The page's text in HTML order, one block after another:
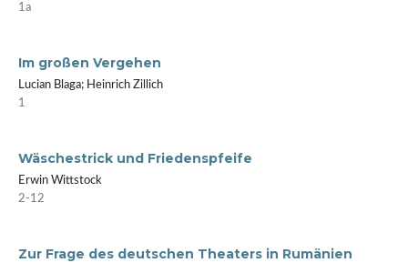
1a
Im großen Vergehen
Lucian Blaga; Heinrich Zillich
1
Wäschestrick und Friedenspfeife
Erwin Wittstock
2-12
Zur Frage des deutschen Theaters in Rumänien